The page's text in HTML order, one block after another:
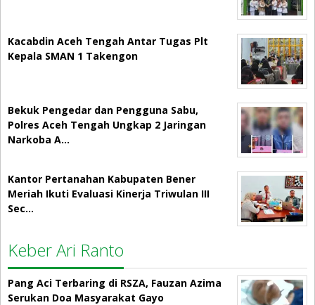
Kacabdin Aceh Tengah Antar Tugas Plt
Kepala SMAN 1 Takengon
Bekuk Pengedar dan Pengguna Sabu,
Polres Aceh Tengah Ungkap 2 Jaringan
Narkoba A…
Kantor Pertanahan Kabupaten Bener
Meriah Ikuti Evaluasi Kinerja Triwulan III
Sec…
Keber Ari Ranto
Pang Aci Terbaring di RSZA, Fauzan Azima
Serukan Doa Masyarakat Gayo